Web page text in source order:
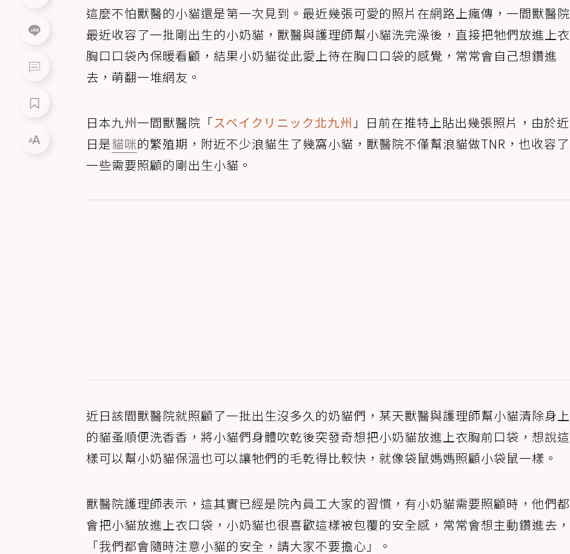
這麼不怕獸醫的小貓還是第一次見到。最近幾張可愛的照片在網路上瘋傳，一間獸醫院
最近收容了一批剛出生的小奶貓，獸醫與護理師幫小貓洗完澡後，直接把牠們放進上衣
胸口口袋內保暖看顧，結果小奶貓從此愛上待在胸口口袋的感覺，常常會自己想鑽進
去，萌翻一堆網友。
日本九州一間獸醫院「スペイクリニック北九州 」日前在推特上貼出幾張照片，由於近
日是貓咪的繁殖期，附近不少浪貓生了幾窩小貓，獸醫院不僅幫浪貓做TNR，也收容了
一些需要照顧的剛出生小貓。
近日該間獸醫院就照顧了一批出生沒多久的奶貓們，某天獸醫與護理師幫小貓清除身上
的貓蚤順便洗香香，將小貓們身體吹乾後突發奇想把小奶貓放進上衣胸前口袋，想說這
樣可以幫小奶貓保溫也可以讓牠們的毛乾得比較快，就像袋鼠媽媽照顧小袋鼠一樣。
獸醫院護理師表示，這其實已經是院內員工大家的習慣，有小奶貓需要照顧時，他們都
會把小貓放進上衣口袋，小奶貓也很喜歡這樣被包覆的安全感，常常會想主動鑽進去，
「我們都會隨時注意小貓的安全，請大家不要擔心」。